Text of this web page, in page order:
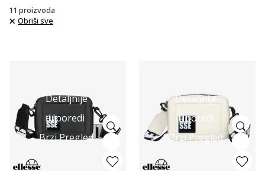
11 proizvoda
Obriši sve
Detaljnije
Uporedi
Brzi Pregled
Detaljnije
Uporedi
Brzi Pregled